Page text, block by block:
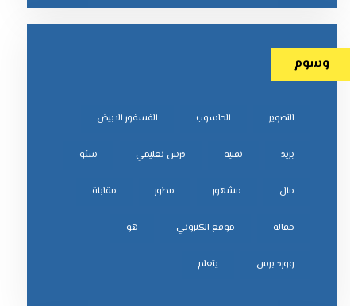
وسوم
التصوير الحاسوب الفسفور الابيض
بريد تقنية درس تعليمي سئو
مال مشهور مطور مقابلة
مقالة موقع الكتروني هو
وورد برس يتعلم